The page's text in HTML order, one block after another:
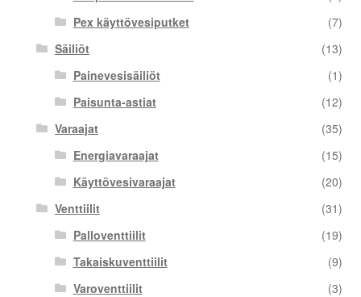
Pex käyttövesiputket
(7)
Säiliöt
(13)
Painevesisäiliöt
(1)
Paisunta-astiat
(12)
Varaajat
(35)
Energiavaraajat
(15)
Käyttövesivaraajat
(20)
Venttiilit
(31)
Palloventtiilit
(19)
Takaiskuventtiilit
(9)
Varoventtiilit
(3)